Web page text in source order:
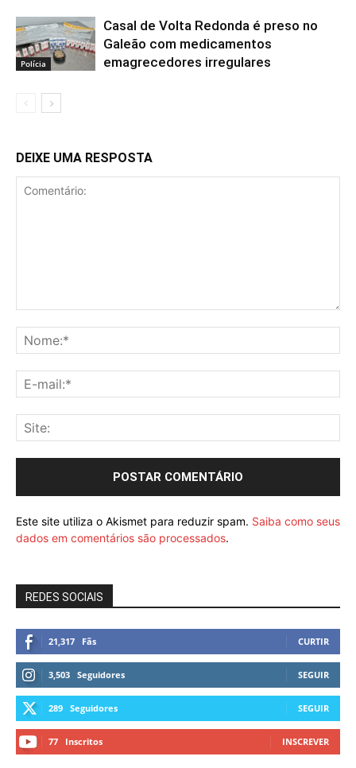
Polícia
Casal de Volta Redonda é preso no
Galeão com medicamentos
emagrecedores irregulares
DEIXE UMA RESPOSTA
Este site utiliza o Akismet para reduzir spam. Saiba como seus
dados em comentários são processados.
REDES SOCIAIS
21,317 Fãs CURTIR
3,503 Seguidores SEGUIR
289 Seguidores SEGUIR
77 Inscritos INSCREVER